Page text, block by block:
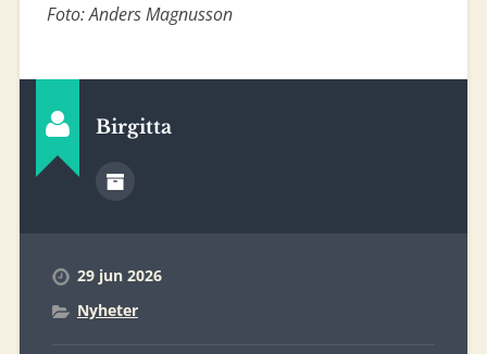
Foto: Anders Magnusson
Birgitta
29 jun 2026
Nyheter